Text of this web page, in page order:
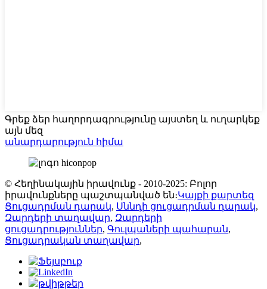
Գրեք ձեր հաղորդագրությունը այստեղ և ուղարկեք
այն մեզ
անարդարություն հիմա
© Հեղինակային իրավունք - 2010-2025: Բոլոր
իրավունքները պաշտպանված են։Կայքի քարտեզ
Ցուցադրման դարակ, Սննդի ցուցադրման դարակ,
Զարդերի տաղավար, Զարդերի
ցուցադրություններ, Գուլպաների պահարան,
Ցուցադրական տաղավար,